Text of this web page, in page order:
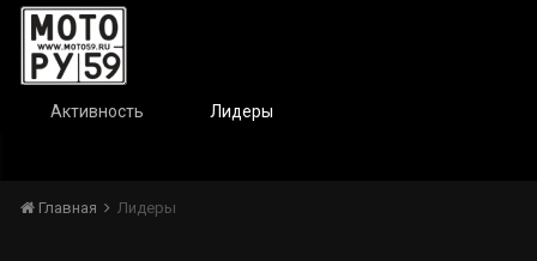
Активность Лидеры
Главная Лидеры